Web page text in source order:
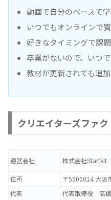
動画で自分のペースで
いつでもオンラインで
好きなタイミングで課
卒業がないので、いつ
教材が更新されても追
クリエイターズファ
運営会社 株式会社Startkit
住所
〒5500014 大阪
代表
代表取締役 高